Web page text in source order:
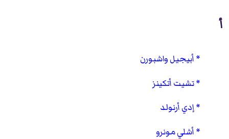
أ
أبيجيل واشبورن
تشيت أتكينز
إدي أرنولد
أشلي مونرو